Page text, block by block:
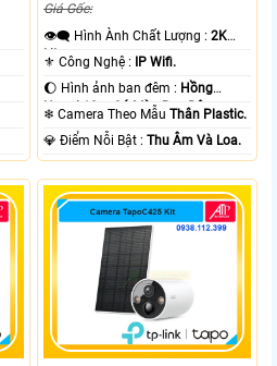
Giá Gốc:
👁️‍🗨 Hình Ành Chất Lượng :2K
Lite .
⚜️ Công Nghệ :
IP Wifi.
🌔 Hình ảnh ban đêm : Hồng
Ngoại 10m Có Màu Ban Ðêm.
❄ Camera Theo MẫuThân Plastic.
️💎 Điểm Nỗi Bật :Thu Âm Và Loa.